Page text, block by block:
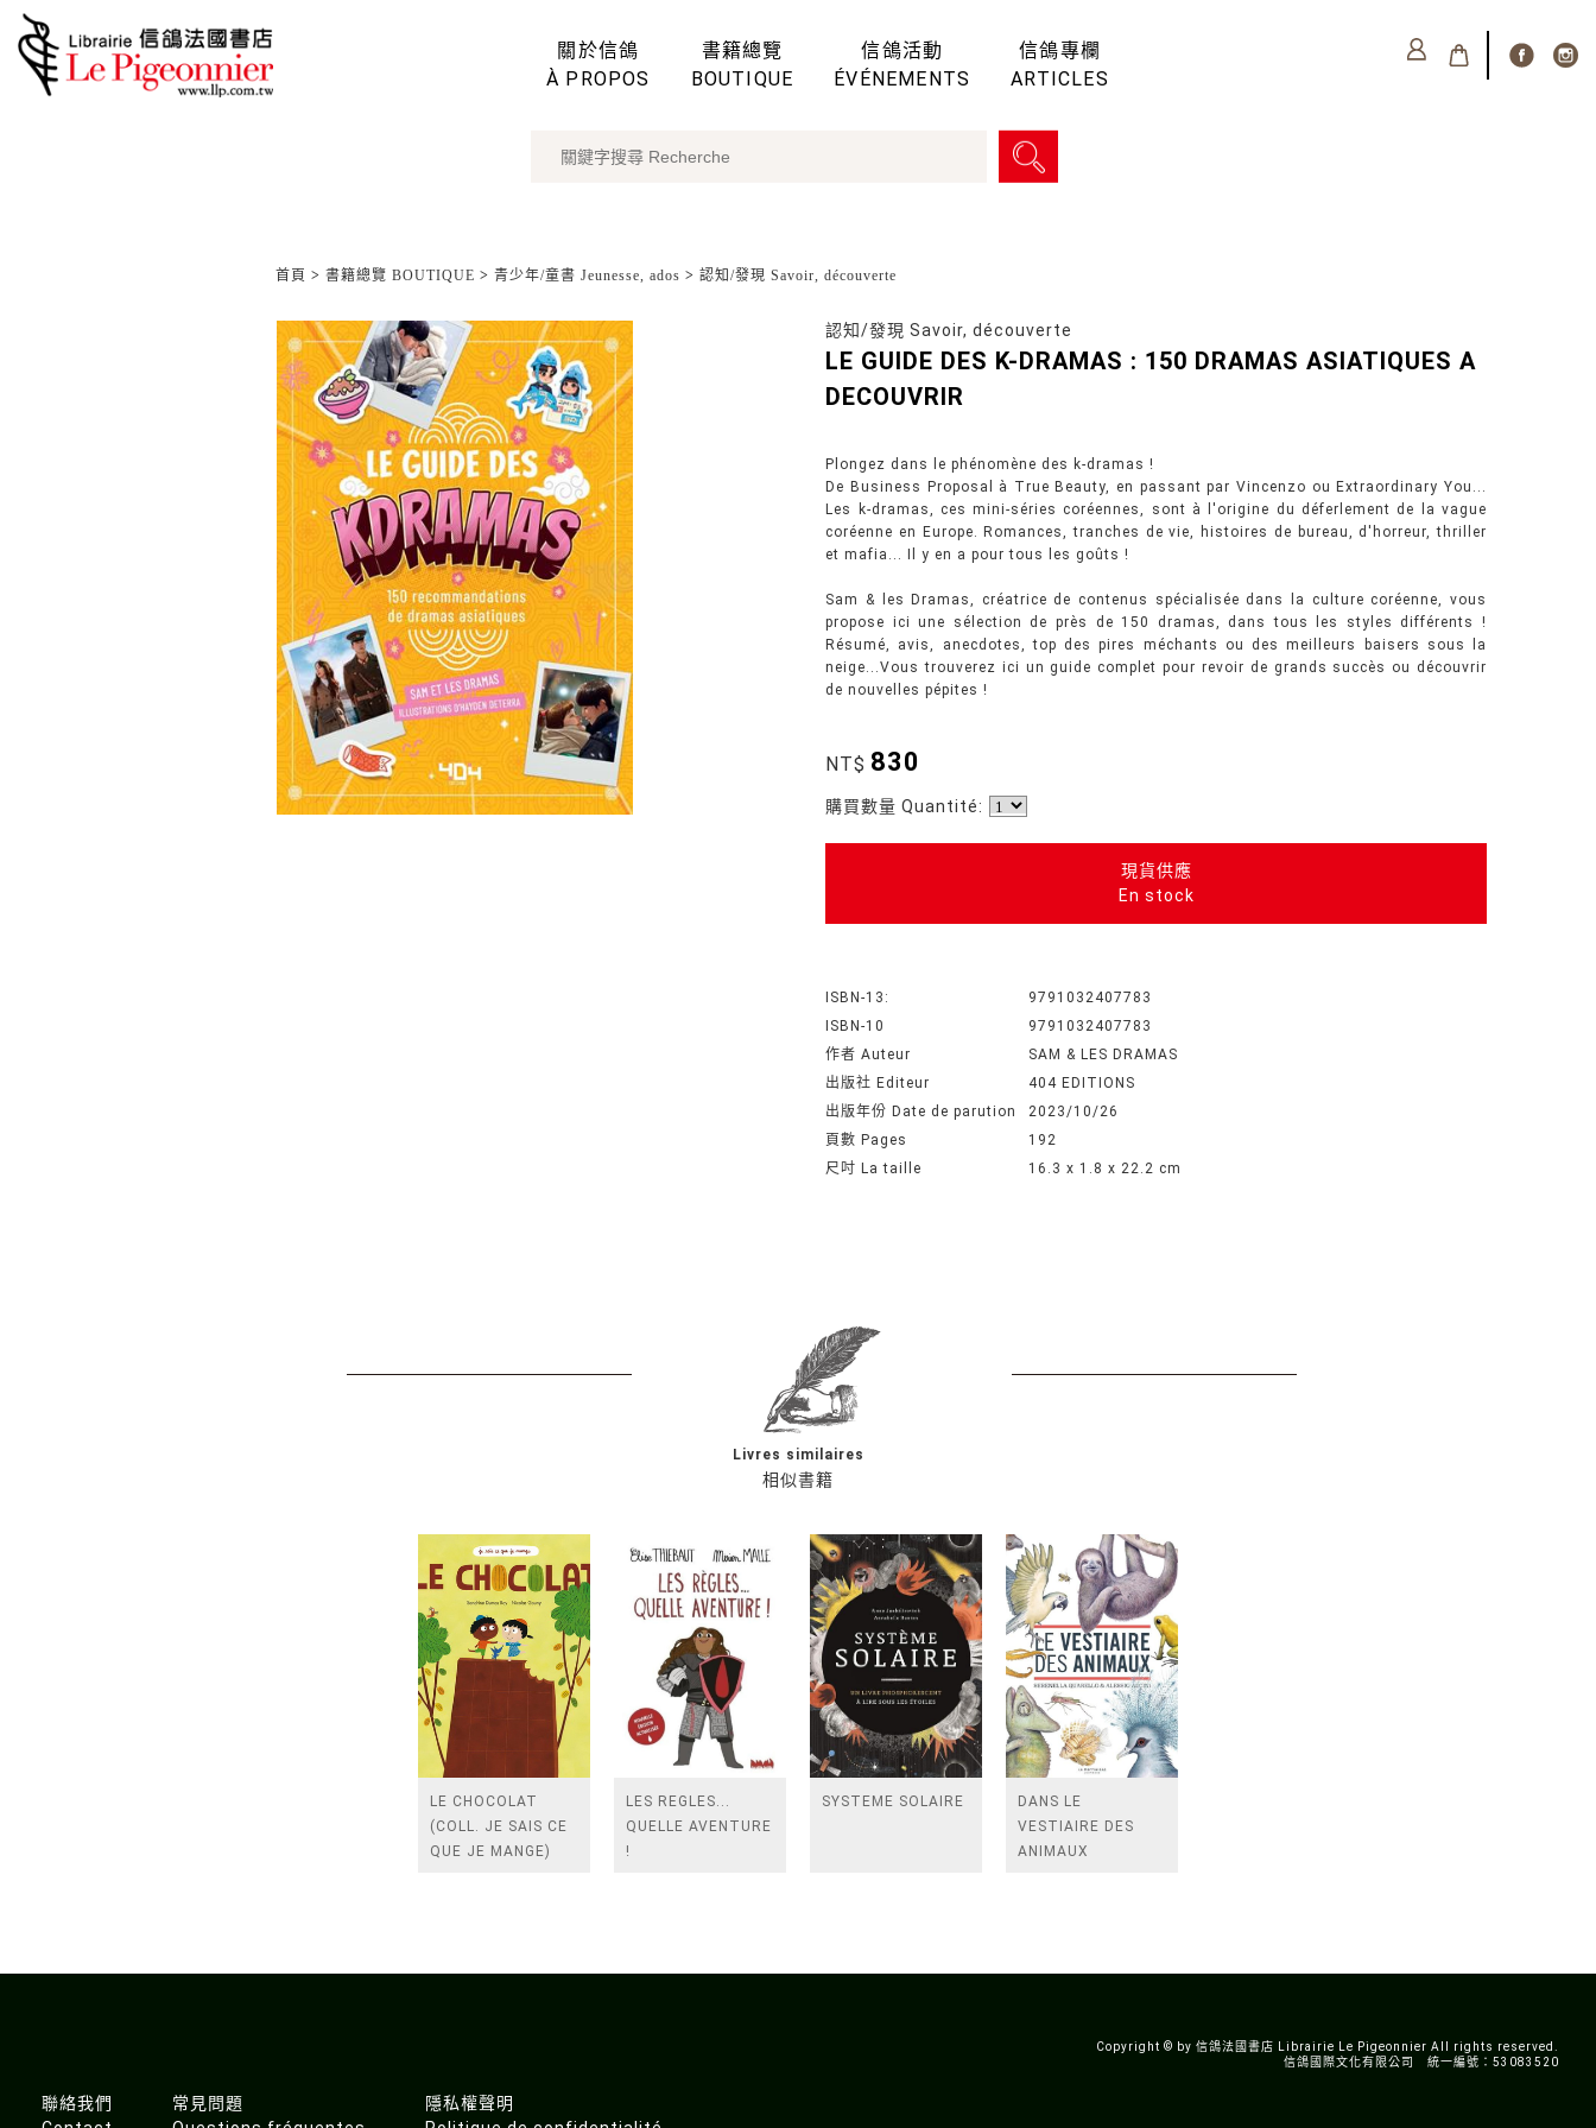
關於信鴿
À PROPOS
書籍總覽
BOUTIQUE
信鴿活動
ÉVÉNEMENTS
信鴿專欄
ARTICLES
首頁 > 書籍總覽 BOUTIQUE > 青少年/童書 Jeunesse, ados > 認知/發現 Savoir, découverte
認知/發現 Savoir, découverte
LE GUIDE DES K-DRAMAS : 150 DRAMAS ASIATIQUES A
DECOUVRIR
Plongez dans le phénomène des k-dramas !
De Business Proposal à True Beauty, en passant par Vincenzo ou Extraordinary You...
Les k-dramas, ces mini-séries coréennes, sont à l'origine du déferlement de la vague
coréenne en Europe. Romances, tranches de vie, histoires de bureau, d'horreur, thriller
et mafia... Il y en a pour tous les goûts !
Sam & les Dramas, créatrice de contenus spécialisée dans la culture coréenne, vous
propose ici une sélection de près de 150 dramas, dans tous les styles différents !
Résumé, avis, anecdotes, top des pires méchants ou des meilleurs baisers sous la
neige...Vous trouverez ici un guide complet pour revoir de grands succès ou découvrir
de nouvelles pépites !
NT$ 830
購買數量 Quantité:
現貨供應
En stock
ISBN-13:
9791032407783
ISBN-10
9791032407783
作者 Auteur
SAM & LES DRAMAS
出版社 Editeur
404 EDITIONS
出版年份 Date de parution
2023/10/26
頁數 Pages
192
尺吋 La taille
16.3 x 1.8 x 22.2 cm
相似書籍
Livres similaires
LE CHOCOLAT
(COLL. JE SAIS CE
QUE JE MANGE)
LES REGLES...
QUELLE AVENTURE
!
SYSTEME SOLAIRE
DANS LE
VESTIAIRE DES
ANIMAUX
Copyright © by 信鴿法國書店 Librairie Le Pigeonnier All rights reserved.
信鴿國際文化有限公司 統一編號：53083520
聯絡我們
常見問題
隱私權聲明